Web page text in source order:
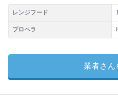
レンジフード
プロペラ
業者さん